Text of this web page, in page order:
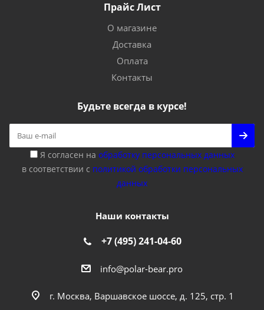
Прайс Лист
О магазине
Доставка
Оплата
Контакты
Будьте всегда в курсе!
Я согласен на обработку персональных данных
в соответствии с политикой обработки персональных
данных
Наши контакты
+7 (495) 241-04-60
info@polar-bear.pro
г. Москва, Варшавское шоссе, д. 125, стр. 1